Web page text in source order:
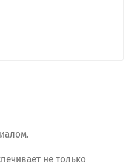
не только